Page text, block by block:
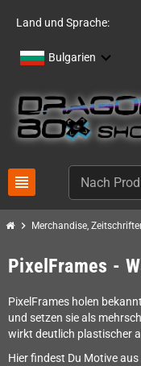
Land und Sprache:
Bulgarien
view_headline
chevron_right Merchandise,
PixelFrames -
PixelFrames holen
und setzen sie als
wirkt deutlich plastischer
Hier findest Du Motive